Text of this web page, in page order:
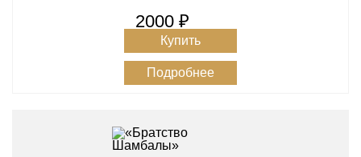
2000 ₽
Купить
Подробнее